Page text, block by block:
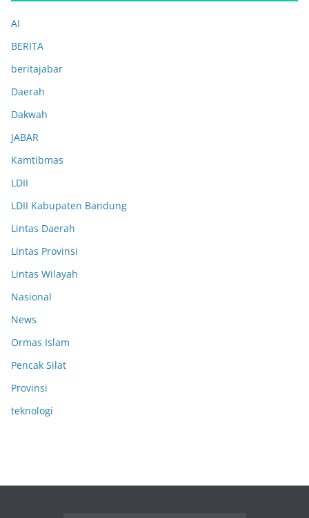
AI
BERITA
beritajabar
Daerah
Dakwah
JABAR
Kamtibmas
LDII
LDII Kabupaten Bandung
Lintas Daerah
Lintas Provinsi
Lintas Wilayah
Nasional
News
Ormas Islam
Pencak Silat
Provinsi
teknologi